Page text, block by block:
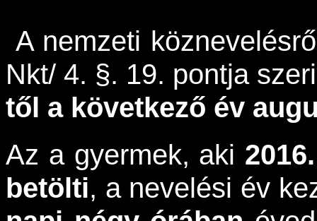
A nemzeti
Nkt/ 4. §. 19. pontja
től a következő év
Az a gyermek, aki
betölti, a nevelési év